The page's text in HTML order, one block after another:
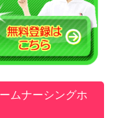
ムナーシングホ